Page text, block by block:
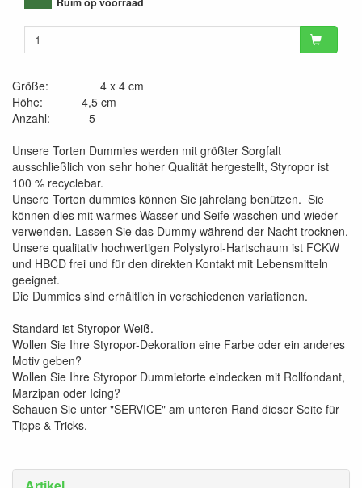
Größe: 4 x 4 cm
Höhe: 4,5 cm
Anzahl: 5
Unsere Torten Dummies werden mit größter Sorgfalt
ausschließlich von sehr hoher Qualität hergestellt, Styropor ist
100 % recyclebar.
Unsere Torten dummies können Sie jahrelang benützen. Sie
können dies mit warmes Wasser und Seife waschen und wieder
verwenden. Lassen Sie das Dummy während der Nacht trocknen.
Unsere qualitativ hochwertigen Polystyrol-Hartschaum ist FCKW
und HBCD frei und für den direkten Kontakt mit Lebensmitteln
geeignet.
Die Dummies sind erhältlich in verschiedenen variationen.
Standard ist Styropor Weiß.
Wollen Sie Ihre Styropor-Dekoration eine Farbe oder ein anderes
Motiv geben?
Wollen Sie Ihre Styropor Dummietorte eindecken mit Rollfondant,
Marzipan oder Icing?
Schauen Sie unter "SERVICE" am unteren Rand dieser Seite für
Tipps & Tricks.